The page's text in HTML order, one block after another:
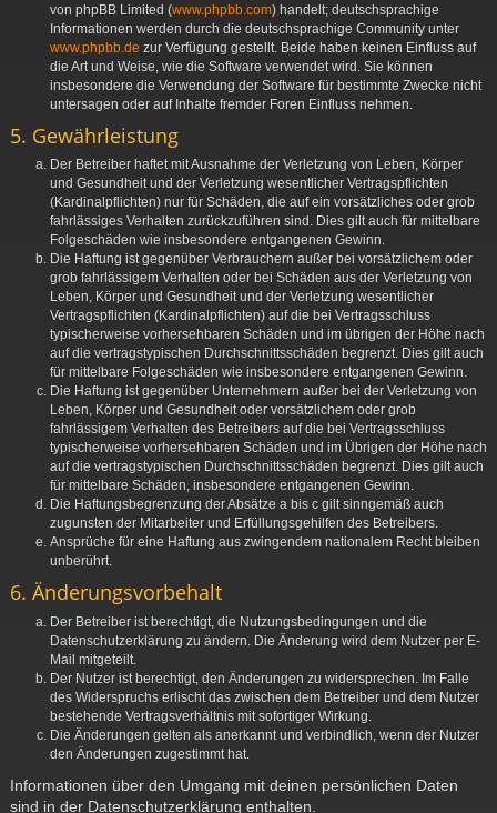
von phpBB Limited (www.phpbb.com) handelt; deutschsprachige
Informationen werden durch die deutschsprachige Community unter
www.phpbb.de zur Verfügung gestellt. Beide haben keinen Einfluss auf
die Art und Weise, wie die Software verwendet wird. Sie können
insbesondere die Verwendung der Software für bestimmte Zwecke nicht
untersagen oder auf Inhalte fremder Foren Einfluss nehmen.
5. Gewährleistung
Der Betreiber haftet mit Ausnahme der Verletzung von Leben, Körper
und Gesundheit und der Verletzung wesentlicher Vertragspflichten
(Kardinalpflichten) nur für Schäden, die auf ein vorsätzliches oder grob
fahrlässiges Verhalten zurückzuführen sind. Dies gilt auch für mittelbare
Folgeschäden wie insbesondere entgangenen Gewinn.
Die Haftung ist gegenüber Verbrauchern außer bei vorsätzlichem oder
grob fahrlässigem Verhalten oder bei Schäden aus der Verletzung von
Leben, Körper und Gesundheit und der Verletzung wesentlicher
Vertragspflichten (Kardinalpflichten) auf die bei Vertragsschluss
typischerweise vorhersehbaren Schäden und im übrigen der Höhe nach
auf die vertragstypischen Durchschnittsschäden begrenzt. Dies gilt auch
für mittelbare Folgeschäden wie insbesondere entgangenen Gewinn.
Die Haftung ist gegenüber Unternehmern außer bei der Verletzung von
Leben, Körper und Gesundheit oder vorsätzlichem oder grob
fahrlässigem Verhalten des Betreibers auf die bei Vertragsschluss
typischerweise vorhersehbaren Schäden und im Übrigen der Höhe nach
auf die vertragstypischen Durchschnittsschäden begrenzt. Dies gilt auch
für mittelbare Schäden, insbesondere entgangenen Gewinn.
Die Haftungsbegrenzung der Absätze a bis c gilt sinngemäß auch
zugunsten der Mitarbeiter und Erfüllungsgehilfen des Betreibers.
Ansprüche für eine Haftung aus zwingendem nationalem Recht bleiben
unberührt.
6. Änderungsvorbehalt
Der Betreiber ist berechtigt, die Nutzungsbedingungen und die
Datenschutzerklärung zu ändern. Die Änderung wird dem Nutzer per E-
Mail mitgeteilt.
Der Nutzer ist berechtigt, den Änderungen zu widersprechen. Im Falle
des Widerspruchs erlischt das zwischen dem Betreiber und dem Nutzer
bestehende Vertragsverhältnis mit sofortiger Wirkung.
Die Änderungen gelten als anerkannt und verbindlich, wenn der Nutzer
den Änderungen zugestimmt hat.
Informationen über den Umgang mit deinen persönlichen Daten
sind in der Datenschutzerklärung enthalten.